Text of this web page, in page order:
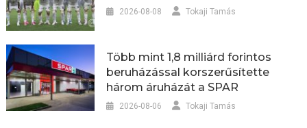
2026-08-08 Tokaji Tamás
Több mint 1,8 milliárd forintos
beruházással korszerűsítette
három áruházát a SPAR
2026-08-06 Tokaji Tamás